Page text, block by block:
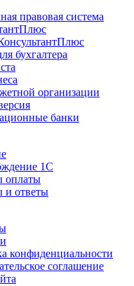
правовая система
бухгалтера
организации
банки
1С
оплаты
и ответы
конфиденциальности
соглашение